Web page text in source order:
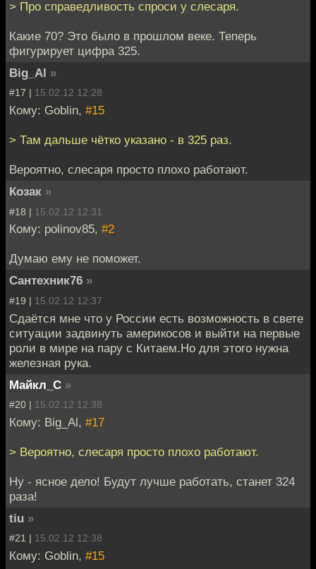
> Про справедливость спроси у слесаря.
Какие 70? Это было в прошлом веке. Теперь
фигурирует цифра 325.
Big_Al »
#17 | 15.02.12 12:28
Кому: Goblin, #15
> Там дальше чётко указано - в 325 раз.
Вероятно, слесаря просто плохо работают.
Козак »
#18 | 15.02.12 12:31
Кому: polinov85, #2
Думаю ему не поможет.
Сантехник76 »
#19 | 15.02.12 12:37
Сдаётся мне что у России есть возможность в свете
ситуации задвинуть америкосов и выйти на первые
роли в мире на пару с Китаем.Но для этого нужна
железная рука.
Майкл_С »
#20 | 15.02.12 12:38
Кому: Big_Al, #17
> Вероятно, слесаря просто плохо работают.
Ну - ясное дело! Будут лучше работать, станет 324
раза!
tiu »
#21 | 15.02.12 12:38
Кому: Goblin, #15